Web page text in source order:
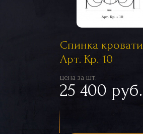
Спинка кровати
Арт. Кр.-10
цена за шт.
25 400 руб.